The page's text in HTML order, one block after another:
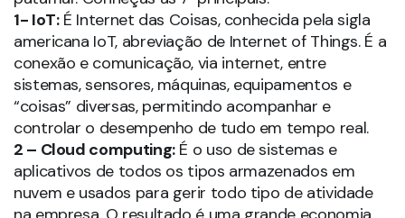
1- IoT:É Internet das Coisas, conhecida pela sigla
americana IoT, abreviação de Internet of Things. É a
conexão e comunicação, via internet, entre
sistemas, sensores, máquinas, equipamentos e
“coisas” diversas, permitindo acompanhar e
controlar o desempenho de tudo em tempo real.
2 – Cloud computing:É o uso de sistemas e
aplicativos de todos os tipos armazenados em
nuvem e usados para gerir todo tipo de atividade